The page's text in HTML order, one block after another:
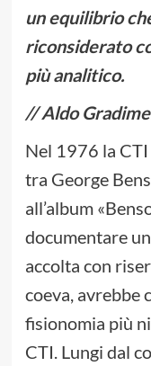
un equilibrio
riconsiderato
più analitico.
// Aldo
Nel 1976 la CTI
tra George
all’album
documentare
accolta con
coeva, avrebbe
fisionomia più
CTI. Lungi dal